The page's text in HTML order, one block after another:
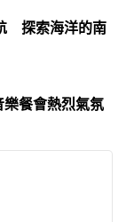
探索海洋的南
餐會熱烈氣氛